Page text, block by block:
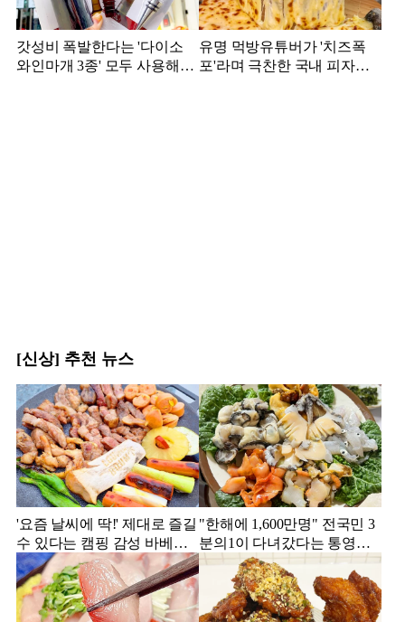
갓성비 폭발한다는 '다이소
와인마개 3종' 모두 사용해본
유명 먹방유튜버가 '치즈폭
포'라며 극찬한 국내 피자집,
[신상] 추천 뉴스
'요즘 날씨에 딱!' 제대로 즐길
수 있다는 캠핑 감성 바베큐
맛집 4
"한해에 1,600만명" 전국민 3
분의1이 다녀갔다는 통영의
맛집